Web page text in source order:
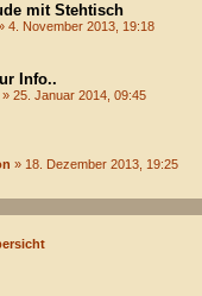
mit Stehtisch
4. November 2013, 19:18
Info..
» 25. Januar 2014, 09:45
» 18. Dezember 2013, 19:25